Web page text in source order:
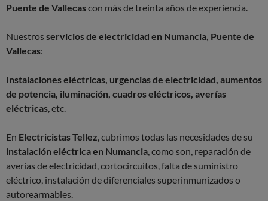
Puente de Vallecascon más de treinta años de experiencia.
Nuestros servicios de electricidad en Numancia, Puente de
Vallecas:
Instalaciones eléctricas, urgencias de electricidad, aumentos
de potencia, iluminación, cuadros eléctricos, averías
eléctricas, etc.
En Electricistas Tellez, cubrimos todas las necesidades de su
instalación eléctrica en Numancia, como son, reparación de
averías de electricidad, cortocircuitos, falta de suministro
eléctrico, instalación de diferenciales superinmunizados o
autorearmables.